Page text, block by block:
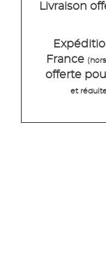
Livraison
France
offerte
et